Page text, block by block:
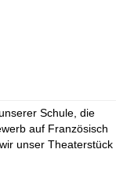
Schule, die
auf Französisch
unser Theaterstück